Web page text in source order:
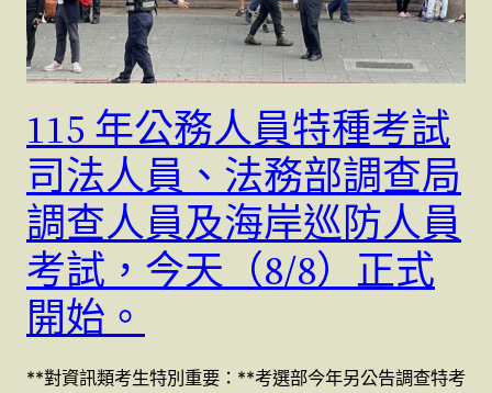
115 年公務人員特種考試
司法人員、法務部調查局
調查人員及海岸巡防人員
考試，今天（8/8）正式
開始。
**對資訊類考生特別重要：**考選部今年另公告調查特考